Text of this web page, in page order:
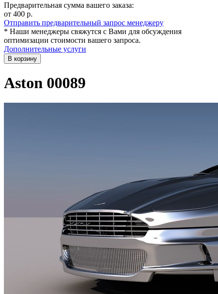
Предварительная сумма вашего заказа:
от 400 р.
Отправить предварительный запрос менеджеру
* Наши менеджеры свяжутся с Вами для обсуждения
оптимизации стоимости вашего запроса.
Дополнительные услуги
В корзину
Aston 00089